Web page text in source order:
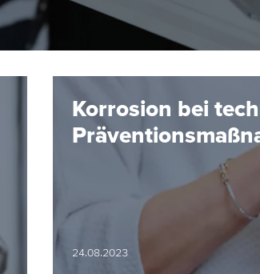
Korrosion bei
24.08.2023